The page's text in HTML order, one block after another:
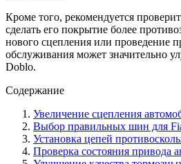
Кроме того, рекомендуется
сделать его покрытие более
нового сцепления или проведение
обслуживания может значительно
Doblo.
Содержание
Увеличение сцепления
Выбор правильных шин для
Установка цепей
Проверка состояния привода